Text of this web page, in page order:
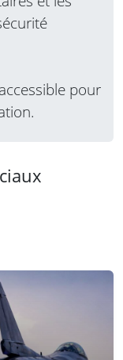
pour